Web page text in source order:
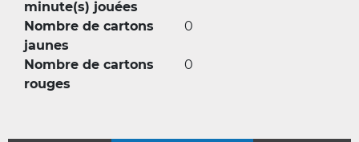
minute(s) jouées
Nombre de cartons
jaunes
0
Nombre de cartons
rouges
0